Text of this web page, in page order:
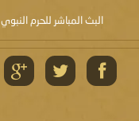
البث المباشر للحرم النبوي